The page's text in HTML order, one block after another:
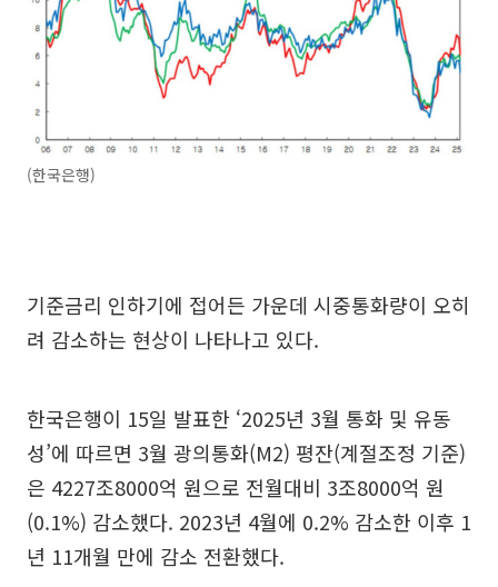
(한국은행)
기준금리 인하기에 접어든 가운데 시중통화량이 오히
려 감소하는 현상이 나타나고 있다.
한국은행이 15일 발표한 ‘2025년 3월 통화 및 유동
성’에 따르면 3월 광의통화(M2) 평잔(계절조정 기준)
은 4227조8000억 원으로 전월대비 3조8000억 원
(0.1%) 감소했다. 2023년 4월에 0.2% 감소한 이후 1
년 11개월 만에 감소 전환했다.